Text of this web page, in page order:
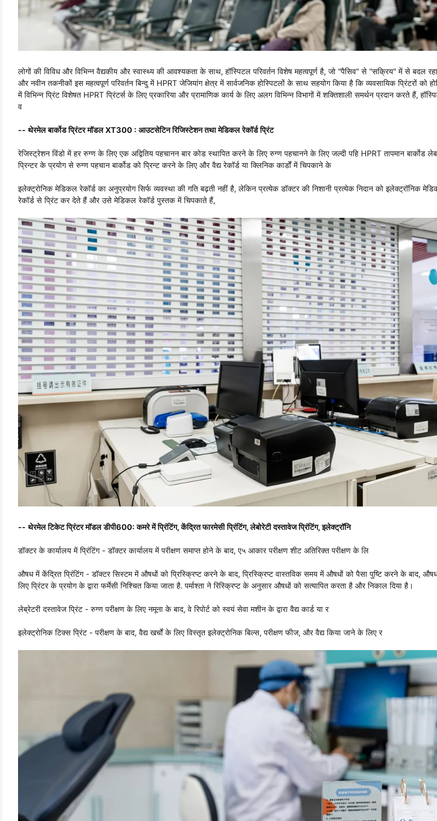
लोगों की विविध और विभिन्न वैद्यकीय और स्वास्थ्य की आवश्यकता के साथ, हॉस्पिटल परिवर्तन विशेष महत्वपूर्ण है, जो "पैसिव" से "सक्रिय" में से बदल
और नवीन तकनीकों इस महत्वपूर्ण परिवर्तन बिन्दु में HPRT जेजियांग क्षेत्र में सार्वजनिक होस्पिटलों के साथ सहयोग किया है कि व्यवसायिक प्रिंटरों को
में विभिन्न प्रिंट विशेषत HPRT प्रिंटर्स के लिए प्रकारिया और प्रामाणिक कार्य के लिए अलग विभिन्न विभागों में शक्तिशाली समर्थन प्रदान करते हैं,
व
-- थेरमेल बार्कोड प्रिंटर मॉडल XT300 : आउटसेटिन रिजिस्टेशन तथा मेडिकल रेकॉर्ड प्रिंट
रेजिस्ट्रेशन विंडो में हर रुग्ण के लिए एक अद्वितिय पहचानन बार कोड स्थापित करने के लिए रुग्ण पहचानने के लिए जल्दी पहि HPRT तापमान बार्कोड
प्रिन्टर के प्रयोग से रुग्ण पहचान बार्कोड को प्रिन्ट करने के लिए और वैद्य रेकॉर्ड या क्लिनिक कार्डों में चिपकाने के
इलेक्ट्रोनिक मेडिकल रेकॉर्ड का अनुप्रयोग सिर्फ व्यवस्था की गति बढ़ती नहीं है, लेकिन प्रत्येक डॉक्टर की निशानी प्रत्येक निदान को इलेक्ट्रॉनिक
रेकॉर्ड से प्रिंट कर देते हैं और उसे मेडिकल रेकॉर्ड पुस्तक में चिपकाते हैं,
-- थेरमेल टिकेट प्रिंटर मॉडल डीपी600: कमरे में प्रिंटिंग, केंद्रित फारमेसी प्रिंटिंग, लेबोरेटी दस्तावेज प्रिंटिंग, इलेक्ट्रॉनि
डॉक्टर के कार्यालय में प्रिंटिंग - डॉक्टर कार्यालय में परीक्षण समाप्त होने के बाद, ए५ आकार परीक्षण शीट अतिरिक्त परीक्षण के लि
औषध में केंद्रित प्रिंटिंग - डॉक्टर सिस्टम में औषधों को प्रिस्क्रिप्ट करने के बाद, प्रिस्क्रिप्ट वास्तविक समय में औषधों को पैसा पुष्टि करने के बाद,
लिए प्रिंटर के प्रयोग के द्वारा फर्मेसी निश्चित किया जाता है. पर्माश्ता ने रिस्क्रिप्ट के अनुसार औषधों को सत्यापित करता है और निकाल दिया है।
लेब्रेटरी दस्तावेज प्रिंट - रुग्ण परीक्षण के लिए नमूना के बाद, वे रिपोर्ट को स्वयं सेवा मशीन के द्वारा वैद्य कार्ड या र
इलेक्ट्रोनिक टिक्स प्रिंट - परीक्षण के बाद, वैद्य खर्चों के लिए विस्तृत इलेक्ट्रोनिक बिल्स, परीक्षण फीज, और वैद्य किया जाने के लिए र